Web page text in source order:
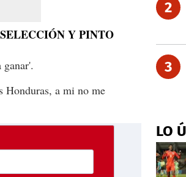
Y PINTO
Honduras, a mi no me
2
3
LO